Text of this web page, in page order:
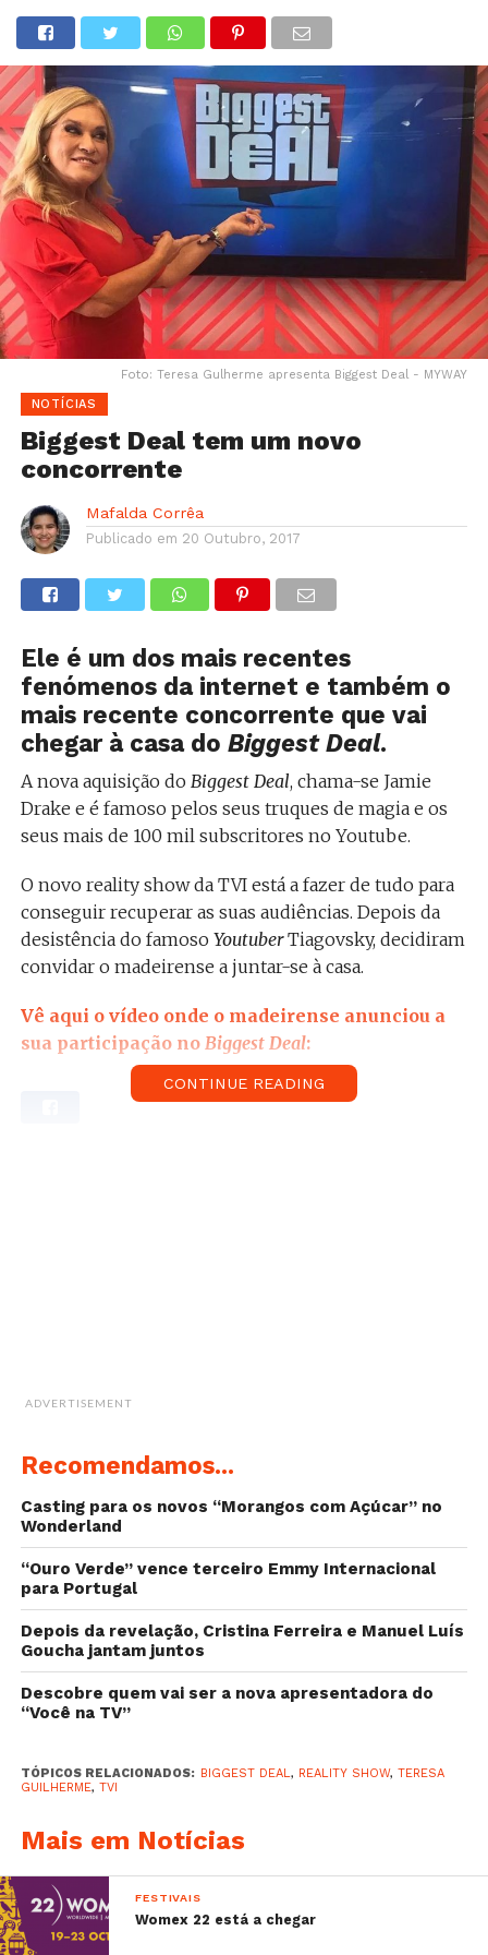
Foto: Teresa Gulherme apresenta Biggest Deal - MYWAY
NOTÍCIAS
Biggest Deal tem um novo
concorrente
Mafalda Corrêa
Publicado em 20 Outubro, 2017
Ele é um dos mais recentes
fenómenos da internet e também o
mais recente concorrente que vai
chegar à casa do Biggest Deal.
A nova aquisição do Biggest Deal, chama-se Jamie
Drake e é famoso pelos seus truques de magia e os
seus mais de 100 mil subscritores no Youtube.
O novo reality show da TVI está a fazer de tudo para
conseguir recuperar as suas audiências. Depois da
desistência do famoso YoutuberTiagovsky, decidiram
convidar o madeirense a juntar-se à casa.
Vê aqui o vídeo onde o madeirense anunciou a
sua participação no Biggest Deal:
Sabe mais:
–Joana Madeira confessa: “Tenho medo que ele
me vá matar”
–Dina Félix criticada pela sua reação aos
incêndios
–Sara Sampaio: “Sinto-me violada, maltratada e
desrespeitada”
CONTINUE READING
ADVERTISEMENT
Recomendamos...
Casting para os novos “Morangos com Açúcar” no
Wonderland
“Ouro Verde” vence terceiro Emmy Internacional
para Portugal
Depois da revelação, Cristina Ferreira e Manuel Luís
Goucha jantam juntos
Descobre quem vai ser a nova apresentadora do
“Você na TV”
TÓPICOS RELACIONADOS: BIGGEST DEAL, REALITY SHOW, TERESA
GUILHERME, TVI
Mais em Notícias
FESTIVAIS
Womex 22 está a chegar